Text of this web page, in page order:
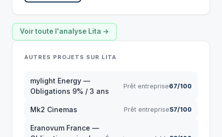
Voir toute l'analyse Lita →
AUTRES PROJETS SUR LITA
mylight Energy —
Obligations 9% / 3 ans
Prêt entreprise67/100
Mk2 Cinemas Prêt entreprise57/100
Eranovum France —